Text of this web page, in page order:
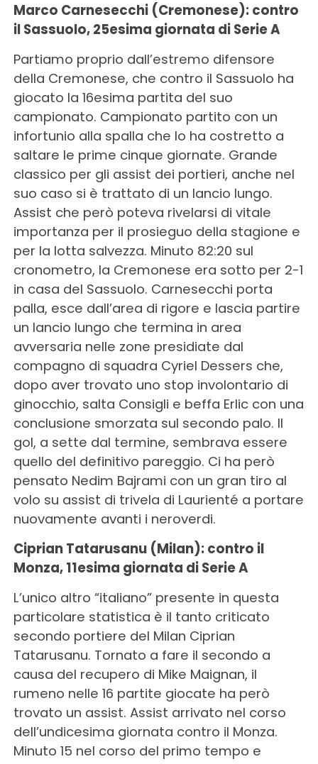
Marco Carnesecchi (Cremonese): contro
il Sassuolo, 25esima giornata di Serie A
Partiamo proprio dall’estremo difensore
della Cremonese, che contro il Sassuolo ha
giocato la 16esima partita del suo
campionato. Campionato partito con un
infortunio alla spalla che lo ha costretto a
saltare le prime cinque giornate. Grande
classico per gli assist dei portieri, anche nel
suo caso si è trattato di un lancio lungo.
Assist che però poteva rivelarsi di vitale
importanza per il prosieguo della stagione e
per la lotta salvezza. Minuto 82:20 sul
cronometro, la Cremonese era sotto per 2-1
in casa del Sassuolo. Carnesecchi porta
palla, esce dall’area di rigore e lascia partire
un lancio lungo che termina in area
avversaria nelle zone presidiate dal
compagno di squadra Cyriel Dessers che,
dopo aver trovato uno stop involontario di
ginocchio, salta Consigli e beffa Erlic con una
conclusione smorzata sul secondo palo. Il
gol, a sette dal termine, sembrava essere
quello del definitivo pareggio. Ci ha però
pensato Nedim Bajrami con un gran tiro al
volo su assist di trivela di Laurienté a portare
nuovamente avanti i neroverdi.
Ciprian Tatarusanu (Milan): contro il
Monza, 11esima giornata di Serie A
L’unico altro “italiano” presente in questa
particolare statistica è il tanto criticato
secondo portiere del Milan Ciprian
Tatarusanu. Tornato a fare il secondo a
causa del recupero di Mike Maignan, il
rumeno nelle 16 partite giocate ha però
trovato un assist. Assist arrivato nel corso
dell’undicesima giornata contro il Monza.
Minuto 15 nel corso del primo tempo e